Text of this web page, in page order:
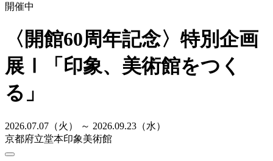
開催中
〈開館60周年記念〉特別企画
展Ⅰ「印象、美術館をつく
る」
2026.07.07（火） ～ 2026.09.23（水）
京都府立堂本印象美術館